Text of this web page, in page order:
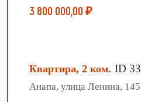
3 800 000,00 ₽
Квартира, 2 ком. ID 33
Анапа, улица Ленина, 145